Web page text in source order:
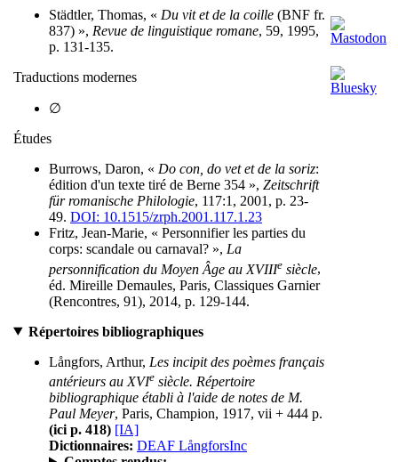
Städtler, Thomas, « Du vit et de la coille (BNF fr.
837) », Revue de linguistique romane, 59, 1995,
p. 131-135.
Traductions modernes
∅
Études
Burrows, Daron, « Do con, do vet et de la soriz:
édition d'un texte tiré de Berne 354 », Zeitschrift
für romanische Philologie, 117:1, 2001, p. 23-
49. DOI: 10.1515/zrph.2001.117.1.23
Fritz, Jean-Marie, « Personnifier les parties du
corps: scandale ou carnaval? », La
personnification du Moyen Âge au XVIIIe siècle,
éd. Mireille Demaules, Paris, Classiques Garnier
(Rencontres, 91), 2014, p. 129-144.
Répertoires bibliographiques
Långfors, Arthur, Les incipit des poèmes français
antérieurs au XVIe siècle. Répertoire
bibliographique établi à l'aide de notes de M.
Paul Meyer, Paris, Champion, 1917, vii + 444 p.
(ici p. 418) [IA]
Dictionnaires: DEAF LångforsInc